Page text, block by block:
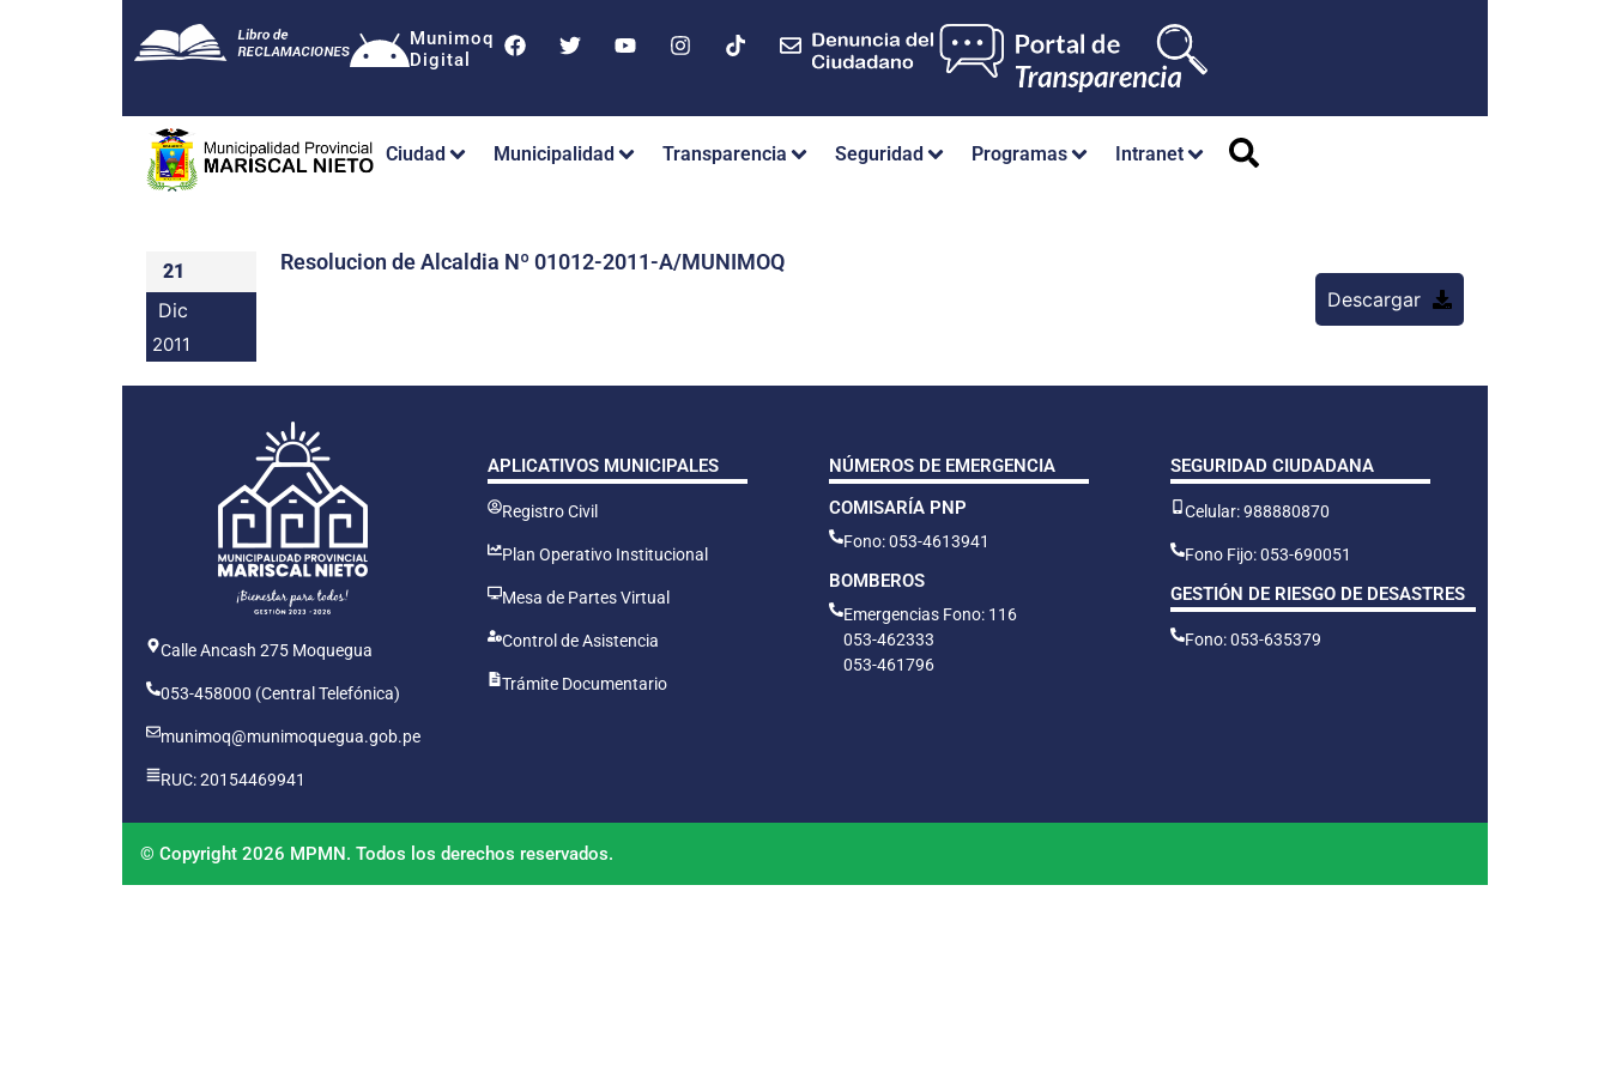
Munimoq
Digital
Ciudad Municipalidad Transparencia Seguridad Programas Intranet
21
Dic
2011
Resolucion de Alcaldia Nº 01012-2011-A/MUNIMOQ
Descargar
Calle Ancash 275 Moquegua
053-458000 (Central Telefónica)
munimoq@munimoquegua.gob.pe
RUC: 20154469941
APLICATIVOS MUNICIPALES
Registro Civil
Plan Operativo Institucional
Mesa de Partes Virtual
Control de Asistencia
Trámite Documentario
NÚMEROS DE EMERGENCIA
COMISARÍA PNP
Fono: 053-4613941
BOMBEROS
Emergencias Fono: 116
053-462333
053-461796
SEGURIDAD CIUDADANA
Celular: 988880870
Fono Fijo: 053-690051
GESTIÓN DE RIESGO DE DESASTRES
Fono: 053-635379
© Copyright 2026 MPMN. Todos los derechos reservados.